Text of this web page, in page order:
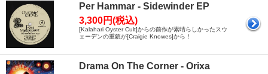
Per Hammar - Sidewinder EP
3,300円(税込)
[Kalahari Oyster Cult]からの前作が素晴らしかったスウ
ェーデンの重鎮が[Craigie Knowes]から！
Drama On The Corner - Orixa